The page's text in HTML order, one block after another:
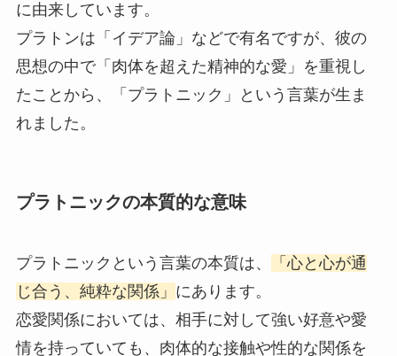
に由来しています。
プラトンは「イデア論」などで有名ですが、彼の
思想の中で「肉体を超えた精神的な愛」を重視し
たことから、「プラトニック」という言葉が生ま
れました。
プラトニックの本質的な意味
プラトニックという言葉の本質は、
「心と心が通
じ合う、純粋な関係」 にあります。
恋愛関係においては、相手に対して強い好意や愛
情を持っていても、肉体的な接触や性的な関係を